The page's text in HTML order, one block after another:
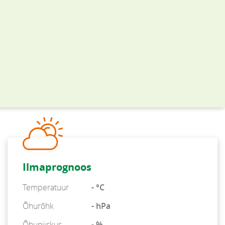
Ilmaprognoos
Temperatuur
- °C
Õhurõhk
- hPa